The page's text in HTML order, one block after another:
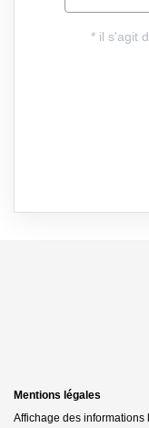
Mentions légales
Affichage des informations